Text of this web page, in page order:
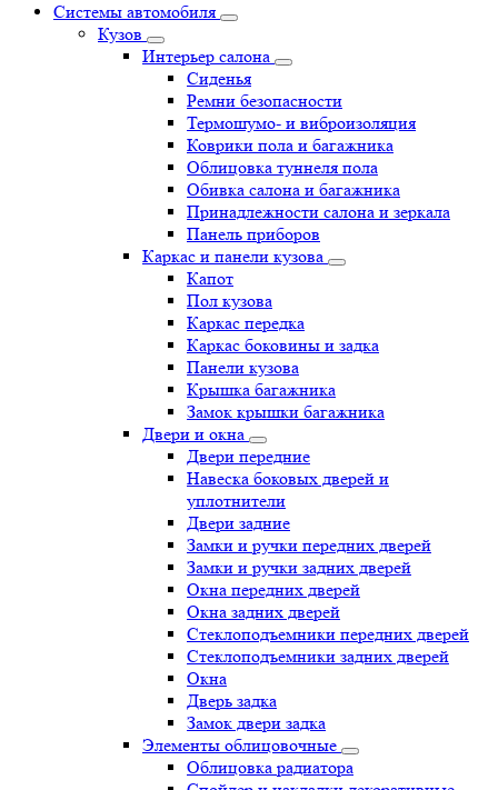
Системы автомобиля
Кузов
Интерьер салона
Сиденья
Ремни безопасности
Термошумо- и виброизоляция
Коврики пола и багажника
Облицовка туннеля пола
Обивка салона и багажника
Принадлежности салона и зеркала
Панель приборов
Каркас и панели кузова
Капот
Пол кузова
Каркас передка
Каркас боковины и задка
Панели кузова
Крышка багажника
Замок крышки багажника
Двери и окна
Двери передние
Навеска боковых дверей и
уплотнители
Двери задние
Замки и ручки передних дверей
Замки и ручки задних дверей
Окна передних дверей
Окна задних дверей
Стеклоподъемники передних дверей
Стеклоподъемники задних дверей
Окна
Дверь задка
Замок двери задка
Элементы облицовочные
Облицовка радиатора